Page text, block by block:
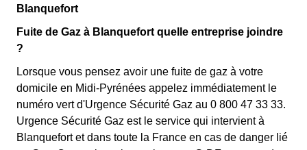
Blanquefort
Fuite de Gaz à Blanquefort quelle entreprise joindre
?
Lorsque vous pensez avoir une fuite de gaz à votre
domicile en Midi-Pyrénées appelez immédiatement le
numéro vert d'Urgence Sécurité Gaz au 0 800 47 33 33.
Urgence Sécurité Gaz est le service qui intervient à
Blanquefort et dans toute la France en cas de danger lié